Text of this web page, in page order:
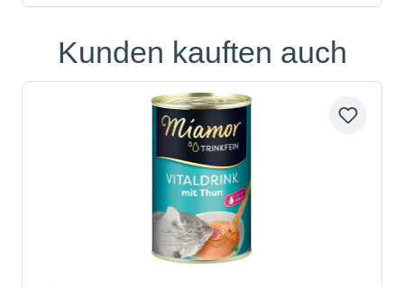
Produktgalerie überspringen
Kunden kauften auch